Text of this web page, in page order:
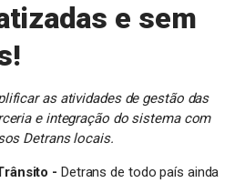
e sem
as atividades de gestão das
e integração do sistema com
Detrans locais.
- Detrans de todo país ainda